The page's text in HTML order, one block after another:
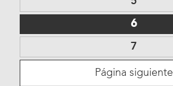
6
7
Página siguiente